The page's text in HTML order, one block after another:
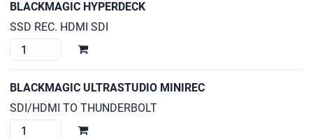
3.0
cantidad
BLACKMAGIC HYPERDECK
SSD REC. HDMI SDI
BLACKMAGIC
cantidad
BLACKMAGIC ULTRASTUDIO MINIREC
SDI/HDMI TO THUNDERBOLT
BLACKMAGIC